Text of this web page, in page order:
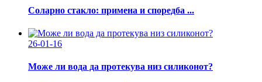
Соларно стакло: примена и споредба ...
26-01-16
Може ли вода да протекува низ силиконот?